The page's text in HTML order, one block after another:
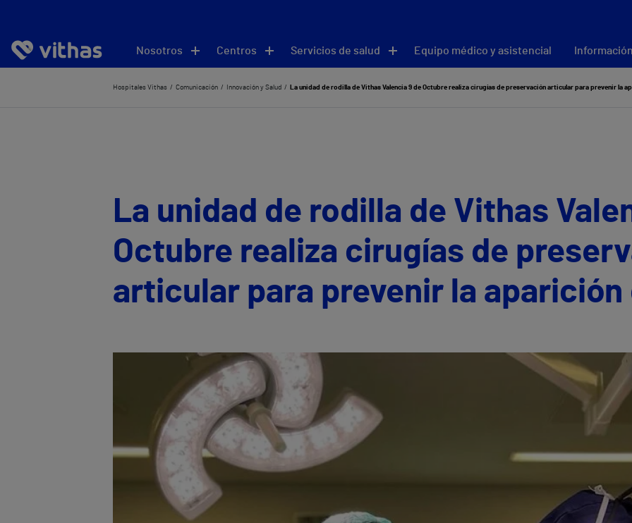
Nosotros Centros Servicios de salud Equipo médico y asistencial
Hospitales Vithas Comunicación Innovación y Salud La unidad de rodilla de Vithas Valencia 9 de Octubre realiza cirugías de preservación articular para prevenir la
La unidad de rodilla de Vithas
Octubre realiza cirugías de
articular para prevenir la